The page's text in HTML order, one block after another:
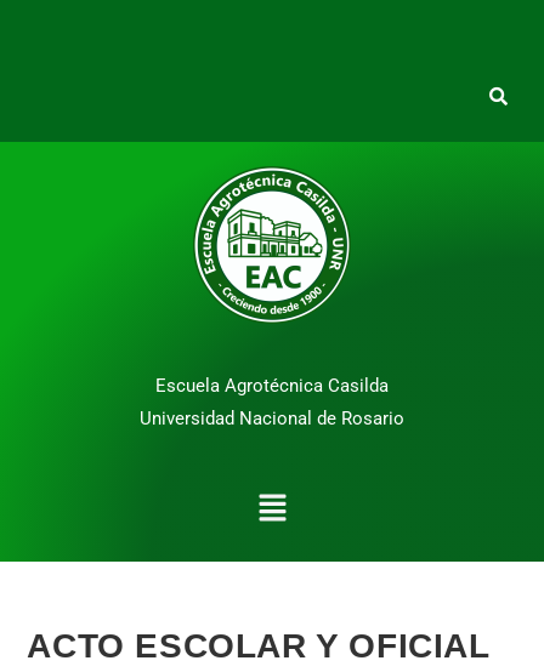
Escuela Agrotécnica Casilda
Universidad Nacional de Rosario
ACTO ESCOLAR Y OFICIAL